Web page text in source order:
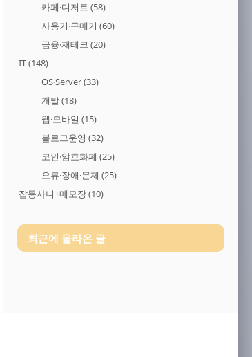
카페·디저트 (58)
사용기·구매기 (60)
금융·재테크 (20)
IT(148)
OS·Server(33)
개발(18)
웹·모바일 (15)
블로그운영 (32)
코인·암호화폐 (25)
오류·장애·문제 (25)
잡동사니+메모장(10)
최근에 올라온 글